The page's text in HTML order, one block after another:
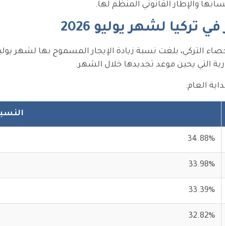
والإطار القانوني المنظّم لها.
تركيا لشهر يوليو 2026
بلغت نسبة زيادة الإيجار المسموح بها لشهر يوليو 2026
التي يحين موعد تجديدها خلال الشهر.
العام:
34.88%
33.98%
33.39%
32.82%